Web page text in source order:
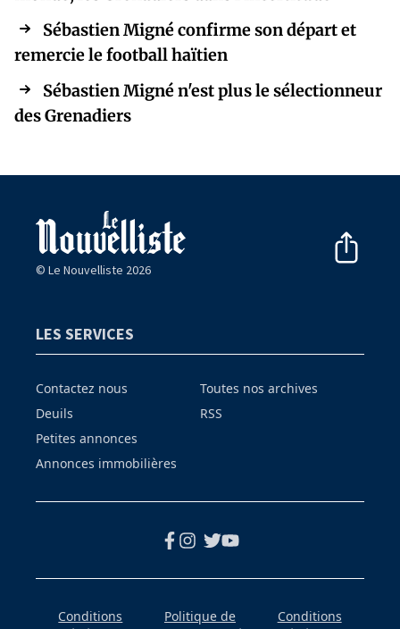
Sébastien Migné confirme son départ et
remercie le football haïtien
Sébastien Migné n'est plus le sélectionneur
des Grenadiers
© Le Nouvelliste 2026
LES SERVICES
Contactez nous
Deuils
Petites annonces
Annonces immobilières
Toutes nos archives
RSS
Conditions
Politique de
Conditions